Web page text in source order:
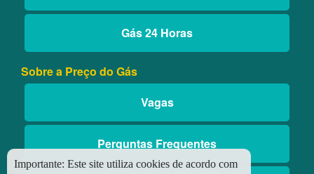
Gás 24 Horas
Sobre a Preço do Gás
Vagas
Perguntas Frequentes
Importante: Este site utiliza cookies de acordo com